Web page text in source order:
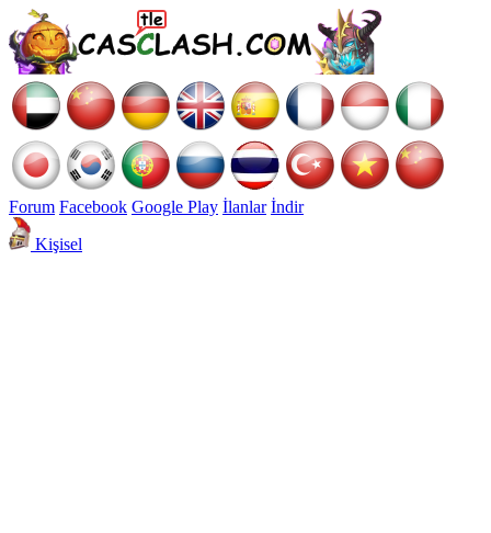
Forum Facebook Google Play İlanlar İndir
Kişisel